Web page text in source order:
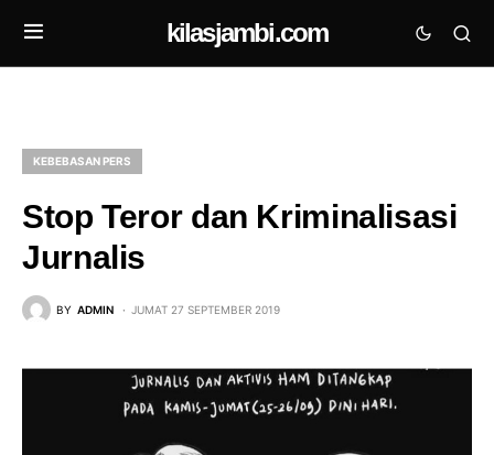
kilasjambi.com
KEBEBASAN PERS
Stop Teror dan Kriminalisasi
Jurnalis
BY ADMIN JUMAT 27 SEPTEMBER 2019